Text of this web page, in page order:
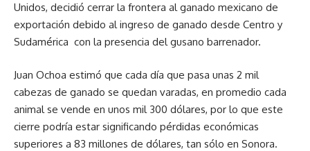
Unidos, decidió cerrar la frontera al ganado mexicano de
exportación debido al ingreso de ganado desde Centro y
Sudamérica con la presencia del gusano barrenador.
Juan Ochoa estimó que cada día que pasa unas 2 mil
cabezas de ganado se quedan varadas, en promedio cada
animal se vende en unos mil 300 dólares, por lo que este
cierre podría estar significando pérdidas económicas
superiores a 83 millones de dólares, tan sólo en Sonora.